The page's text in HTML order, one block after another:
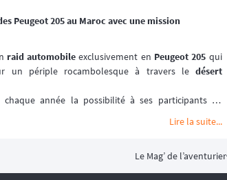
chronométrée. 😉
19 au 20 Septembre 2026.
Peugeot 205 au Maroc avec une mission
raid automobile exclusivement en Peugeot 205 qui
un périple rocambolesque à travers le désert
année la possibilité à ses participants de
et sportif qui prône la solidarité et le
Lire la suite...
Le Mag’ de l’aventurier